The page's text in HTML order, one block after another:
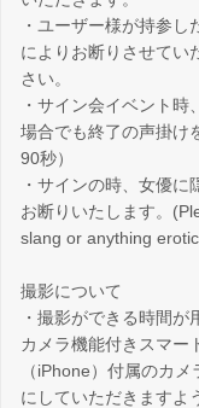
・ユーザー様が持参
によりお断りさせてい
さい。
・サイン会イベント
場合でも終了の声掛け
90秒）
・サインの時、女優
お断りいたします。
slang or anything
撮影について
・撮影ができる時間
カメラ機能付きスマー
（iPhone）付属のカ
にしていただきますよ